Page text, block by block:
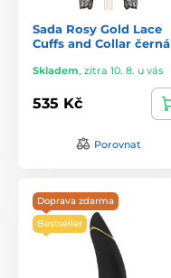
Sada Rosy Gold Lace
Cuffs and Collar černá
Skladem, zítra 10. 8. u vás
535 Kč
Porovnat
Doprava zdarma
Bestseller